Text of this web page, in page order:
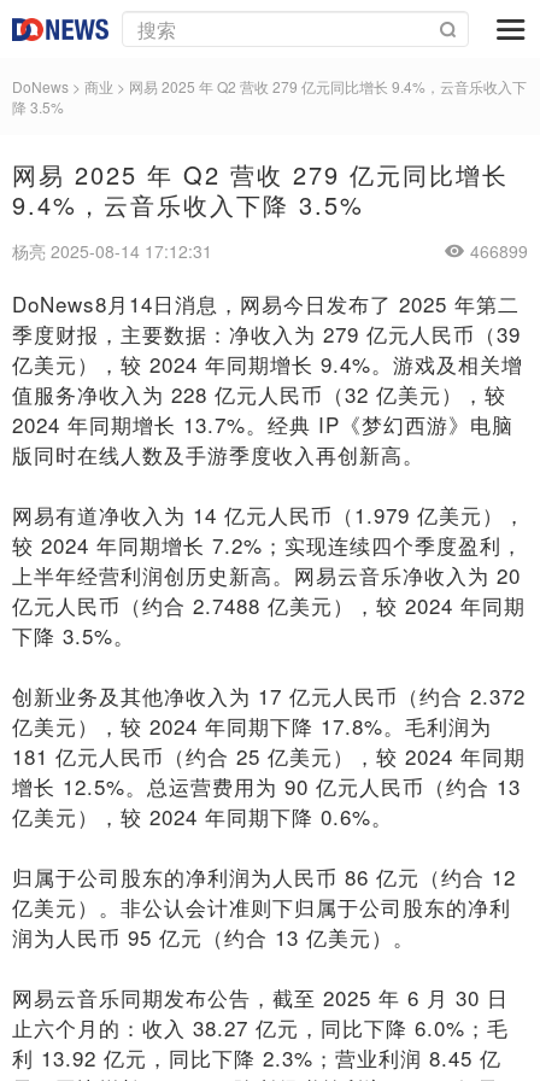
DoNews > 商业 > 网易 2025 年 Q2 营收 279 亿元同比增长 9.4%，云音乐收入下
降 3.5%
网易 2025 年 Q2 营收 279 亿元同比增长
9.4%，云音乐收入下降 3.5%
杨亮 2025-08-14 17:12:31 466899
DoNews8月14日消息，网易今日发布了 2025 年第二
季度财报，主要数据：净收入为 279 亿元人民币（39
亿美元），较 2024 年同期增长 9.4%。游戏及相关增
值服务净收入为 228 亿元人民币（32 亿美元），较
2024 年同期增长 13.7%。经典 IP《梦幻西游》电脑
版同时在线人数及手游季度收入再创新高。
网易有道净收入为 14 亿元人民币（1.979 亿美元），
较 2024 年同期增长 7.2%；实现连续四个季度盈利，
上半年经营利润创历史新高。网易云音乐净收入为 20
亿元人民币（约合 2.7488 亿美元），较 2024 年同期
下降 3.5%。
创新业务及其他净收入为 17 亿元人民币（约合 2.372
亿美元），较 2024 年同期下降 17.8%。毛利润为
181 亿元人民币（约合 25 亿美元），较 2024 年同期
增长 12.5%。总运营费用为 90 亿元人民币（约合 13
亿美元），较 2024 年同期下降 0.6%。
归属于公司股东的净利润为人民币 86 亿元（约合 12
亿美元）。非公认会计准则下归属于公司股东的净利
润为人民币 95 亿元（约合 13 亿美元）。
网易云音乐同期发布公告，截至 2025 年 6 月 30 日
止六个月的：收入 38.27 亿元，同比下降 6.0%；毛
利 13.92 亿元，同比下降 2.3%；营业利润 8.45 亿